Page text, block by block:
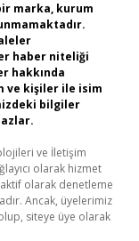
marka, kurum
haber niteliği
hakkında
ve kişiler ile isim
bilgiler
ve İletişim
olarak hizmet
olarak denetleme
Ancak, üyelerimiz
siteye üye olarak